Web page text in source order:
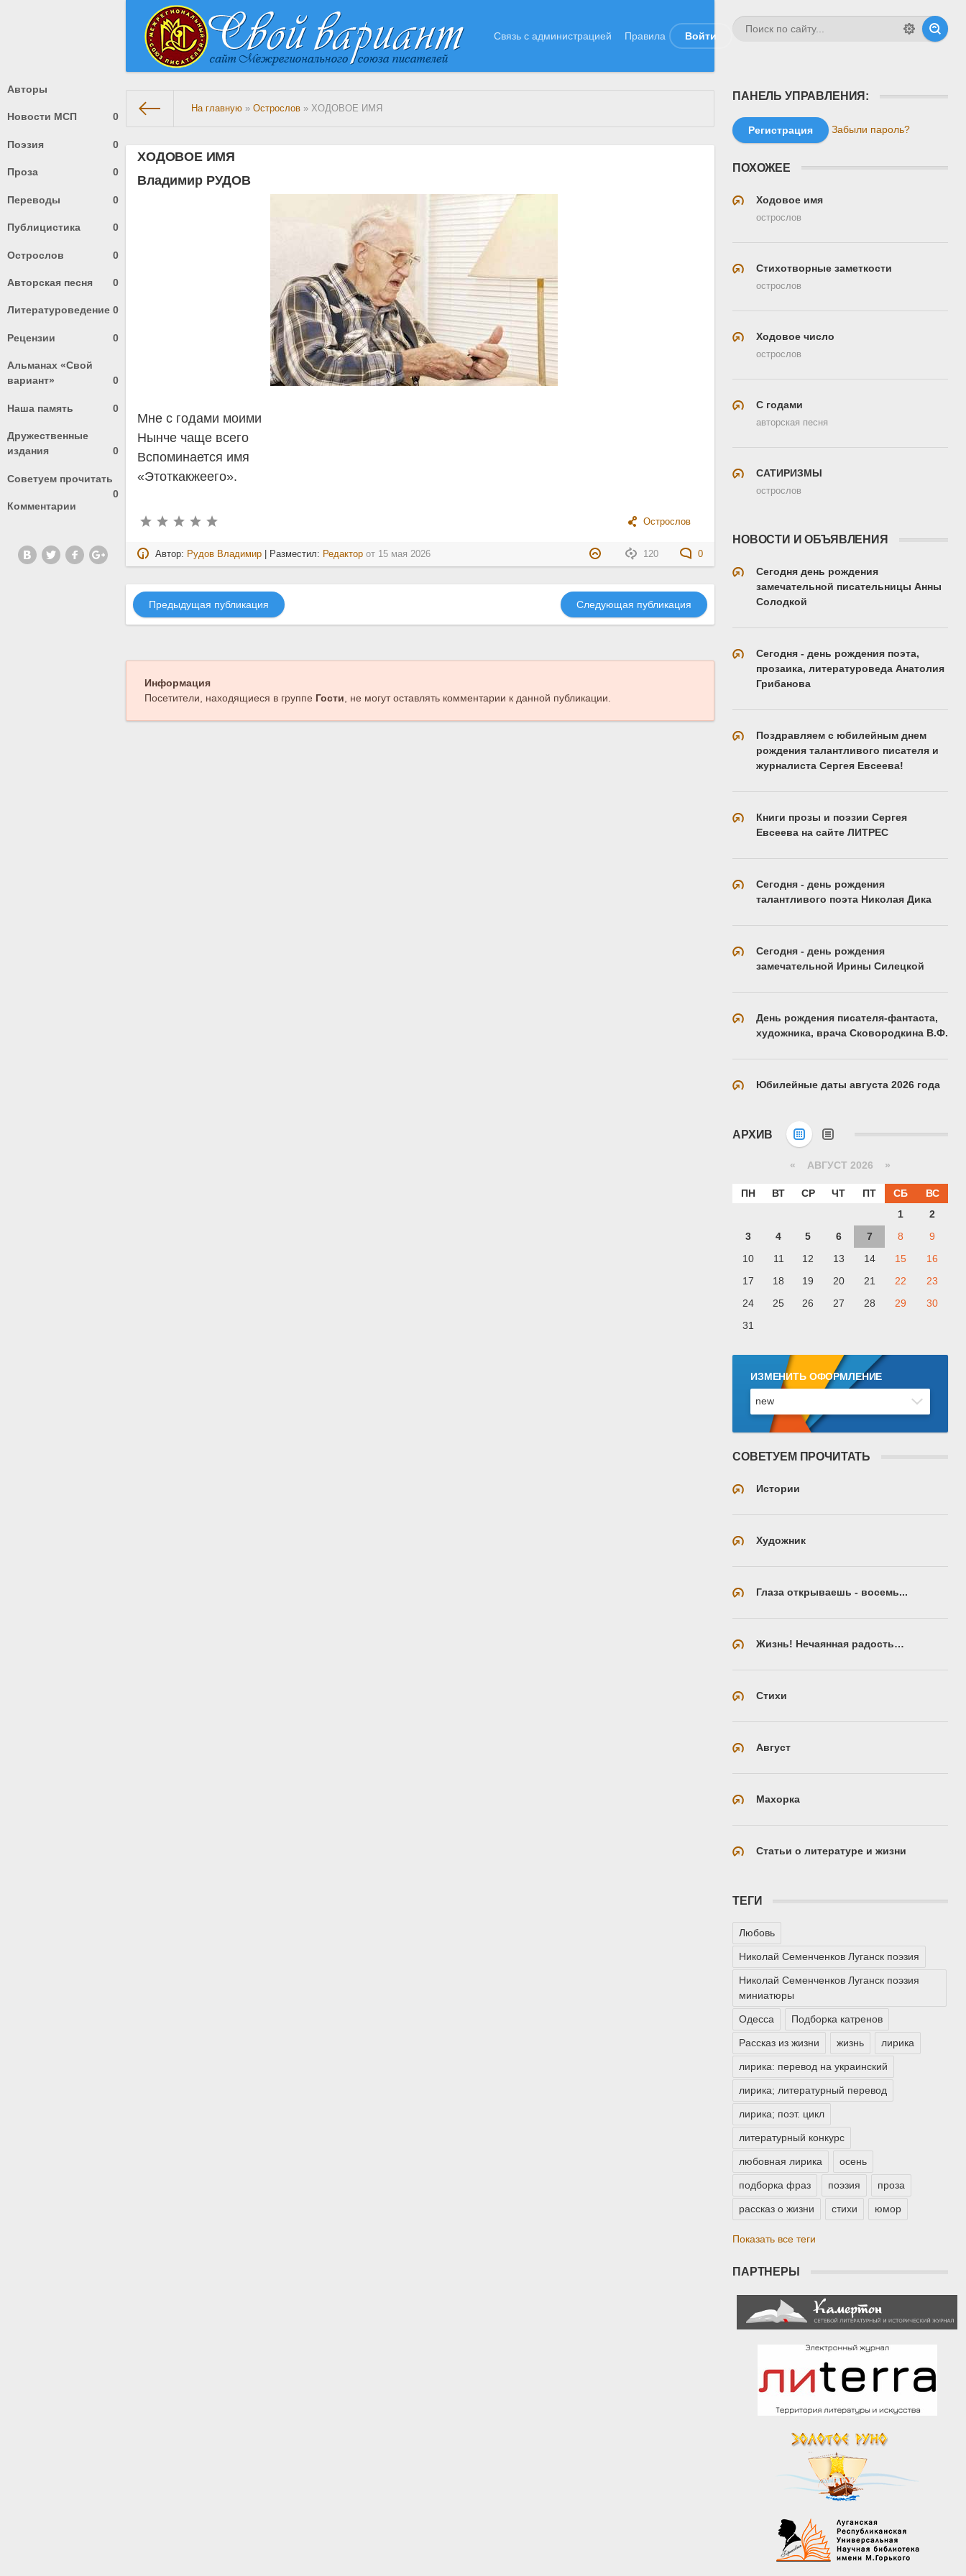
Связь с администрацией Правила Войти
Авторы
Новости МСП 0
Поэзия 0
Проза 0
Переводы 0
Публицистика 0
Острослов 0
Авторская песня 0
Литературоведение 0
Рецензии 0
Альманах «Свой
вариант»
0
Наша память 0
Дружественные
издания
0
Советуем прочитать
0
Комментарии
На главную »Острослов » ХОДОВОЕ ИМЯ
ХОДОВОЕ ИМЯ
Владимир РУДОВ
Мне с годами моими
Нынче чаще всего
Вспоминается имя
«Этоткакжеего».
Острослов
120 0
Автор: Рудов Владимир | Разместил: Редактор от 15 мая 2026
Предыдущая публикация Следующая публикация
Информация
Посетители, находящиеся в группе Гости , не могут оставлять комментарии к данной публикации.
ПАНЕЛЬ УПРАВЛЕНИЯ:
Регистрация Забыли пароль?
ПОХОЖЕЕ
Ходовое имя
острослов
Стихотворные заметкости
острослов
Ходовое число
острослов
С годами
авторская песня
САТИРИЗМЫ
острослов
НОВОСТИ И ОБЪЯВЛЕНИЯ
Сегодня день рождения
замечательной писательницы Анны
Солодкой
Сегодня - день рождения поэта,
прозаика, литературоведа Анатолия
Грибанова
Поздравляем с юбилейным днем
рождения талантливого писателя и
журналиста Сергея Евсеева!
Книги прозы и поэзии Сергея
Евсеева на сайте ЛИТРЕС
Сегодня - день рождения
талантливого поэта Николая Дика
Сегодня - день рождения
замечательной Ирины Силецкой
День рождения писателя-фантаста,
художника, врача Сковородкина В.Ф.
Юбилейные даты августа 2026 года
АРХИВ
« АВГУСТ 2026 »
ПН ВТ СР ЧТ ПТ СБ
ВС
1
2
3
4 5 6 7 8
9
10
11 12 13 14 15
16
17
18 19 20 21 22
23
24
25 26 27 28 29
30
31
ИЗМЕНИТЬ ОФОРМЛЕНИЕ
СОВЕТУЕМ ПРОЧИТАТЬ
Истории
Художник
Глаза открываешь - восемь...
Жизнь! Нечаянная радость…
Стихи
Август
Махорка
Статьи о литературе и жизни
ТЕГИ
Любовь
Николай Семенченков Луганск поэзия
Николай Семенченков Луганск поэзия
миниатюры
Одесса Подборка катренов
Рассказ из жизни жизнь лирика
лирика: перевод на украинский
лирика; литературный перевод
лирика; поэт. цикл
литературный конкурс
любовная лирика осень
подборка фраз поэзия проза
рассказ о жизни стихи юмор
Показать все теги
ПАРТНЕРЫ